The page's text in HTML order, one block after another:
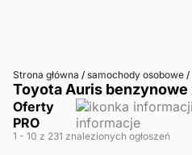
Strona główna / samochody osobowe /
Toyota Auris benzynowe
Oferty
PRO
1 - 10 z 231 znalezionych ogłoszeń